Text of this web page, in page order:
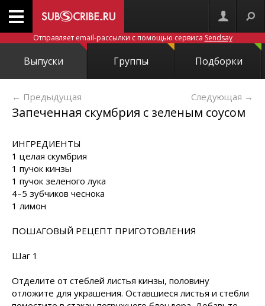
Отправляет email-рассылки с помощью сервиса Sendsay
Выпуски Группы Подборки
← Предыдущая Следующая →
Запеченная скумбрия с зеленым соусом
ИНГРЕДИЕНТЫ
1 целая скумбрия
1 пучок кинзы
1 пучок зеленого лука
4–5 зубчиков чеснока
1 лимон
ПОШАГОВЫЙ РЕЦЕПТ ПРИГОТОВЛЕНИЯ
Шаг 1
Отделите от стеблей листья кинзы, половину
отложите для украшения. Оставшиеся листья и стебли